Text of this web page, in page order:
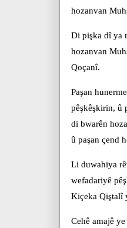
hozanvan
Di pişka dî ya
hozanvan
Qoçanî.
Paşan
pêşkêşkirin, û
di bwarên
û paşan çend
Li duwahiya
wefadariyê
Kiçeka Qiştalî
Cehê amajê